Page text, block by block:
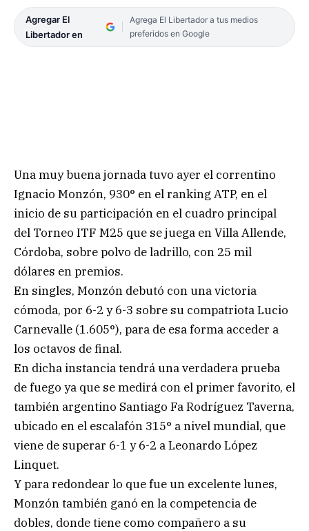
Agregar El
Libertador en
Agrega El Libertador a tus medios
preferidos en Google
Una muy buena jornada tuvo ayer el correntino
Ignacio Monzón, 930° en el ranking ATP, en el
inicio de su participación en el cuadro principal
del Torneo ITF M25 que se juega en Villa Allende,
Córdoba, sobre polvo de ladrillo, con 25 mil
dólares en premios.
En singles, Monzón debutó con una victoria
cómoda, por 6-2 y 6-3 sobre su compatriota Lucio
Carnevalle (1.605°), para de esa forma acceder a
los octavos de final.
En dicha instancia tendrá una verdadera prueba
de fuego ya que se medirá con el primer favorito, el
también argentino Santiago Fa Rodríguez Taverna,
ubicado en el escalafón 315° a nivel mundial, que
viene de superar 6-1 y 6-2 a Leonardo López
Linquet.
Y para redondear lo que fue un excelente lunes,
Monzón también ganó en la competencia de
dobles, donde tiene como compañero a su